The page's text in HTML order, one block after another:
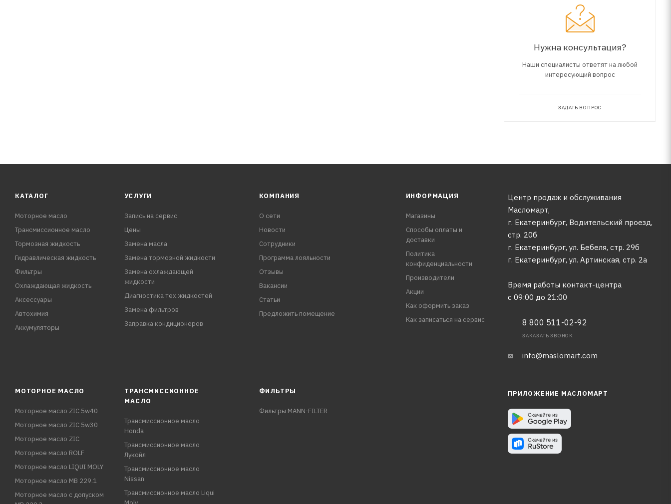
Нужна консультация?
Наши специалисты ответят на любой
интересующий вопрос
ЗАДАТЬ ВОПРОС
КАТАЛОГ
Моторное масло
Трансмиссионное масло
Тормозная жидкость
Гидравлическая жидкость
Фильтры
Охлаждающая жидкость
Аксессуары
Автохимия
Аккумуляторы
УСЛУГИ
Запись на сервис
Цены
Замена масла
Замена тормозной жидкости
Замена охлаждающей
жидкости
Диагностика тех.жидкостей
Замена фильтров
Заправка кондиционеров
КОМПАНИЯ
О сети
Новости
Сотрудники
Программа лояльности
Отзывы
Вакансии
Статьи
Предложить помещение
ИНФОРМАЦИЯ
Магазины
Способы оплаты и
доставки
Политика
конфиденциальности
Производители
Акции
Как оформить заказ
Как записаться на сервис
Центр продаж и обслуживания
Масломарт,
г. Екатеринбург, Водительский проезд,
стр. 20б
г. Екатеринбург, ул. Бебеля, стр. 29б
г. Екатеринбург, ул. Артинская, стр. 2а
Время работы контакт-центра
с 09:00 до 21:00
8 800 511-02-92
ЗАКАЗАТЬ ЗВОНОК
info@maslomart.com
МОТОРНОЕ МАСЛО
Моторное масло ZIC 5w40
Моторное масло ZIC 5w30
Моторное масло ZIC
Моторное масло ROLF
Моторное масло LIQUI MOLY
Моторное масло MB 229.1
Моторное масло с допуском
ТРАНСМИССИОННОЕ
МАСЛО
Трансмиссионное масло
Honda
Трансмиссионное масло
Лукойл
Трансмиссионное масло
Nissan
Трансмиссионное масло Liqui
ФИЛЬТРЫ
Фильтры MANN-FILTER
ПРИЛОЖЕНИЕ МАСЛОМАРТ